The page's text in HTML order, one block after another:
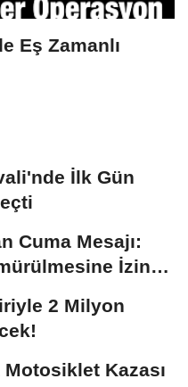
Eş Zamanlı
İlk Gün
Cuma Mesajı:
İzin
2 Milyon
Motosiklet Kazası